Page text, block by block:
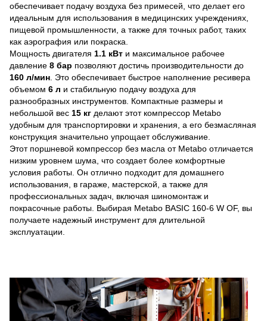
обеспечивает подачу воздуха без примесей, что делает его
идеальным для использования в медицинских учреждениях,
пищевой промышленности, а также для точных работ, таких
как аэрография или покраска.
Мощность двигателя 1.1 кВт и максимальное рабочее
давление 8 бар позволяют достичь производительности до
160 л/мин . Это обеспечивает быстрое наполнение ресивера
объемом 6 л и стабильную подачу воздуха для
разнообразных инструментов. Компактные размеры и
небольшой вес 15 кг делают этот компрессор Metabo
удобным для транспортировки и хранения, а его безмасляная
конструкция значительно упрощает обслуживание.
Этот поршневой компрессор без масла от Metabo отличается
низким уровнем шума, что создает более комфортные
условия работы. Он отлично подходит для домашнего
использования, в гараже, мастерской, а также для
профессиональных задач, включая шиномонтаж и
покрасочные работы. Выбирая Metabo BASIC 160-6 W OF, вы
получаете надежный инструмент для длительной
эксплуатации.